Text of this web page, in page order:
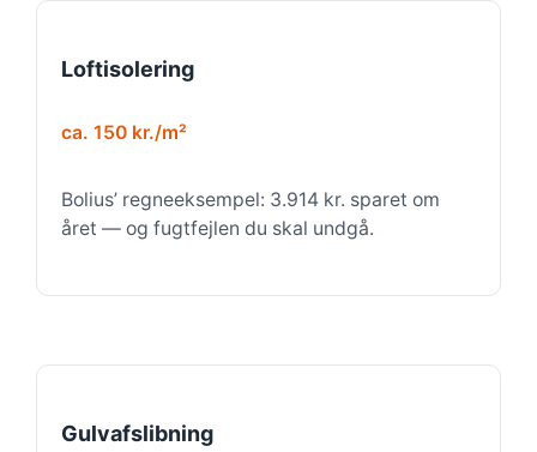
Loftisolering
ca. 150 kr./m²
Bolius’ regneeksempel: 3.914 kr. sparet om
året — og fugtfejlen du skal undgå.
Gulvafslibning